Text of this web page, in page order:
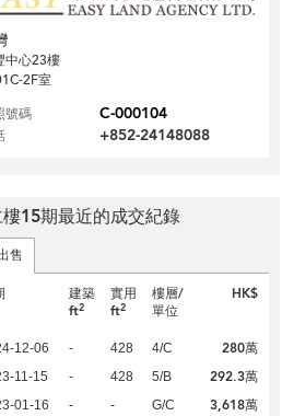
中心23樓
2F室
號碼
C-000104
+852-24148088
15期最近的成交紀錄
售
建築
ft2
實用
ft2
樓層/
單位
HK$
12-06 - 428 4/C 280萬
11-15 - 428 5/B 292.3萬
01-16 - - G/C 3,618萬